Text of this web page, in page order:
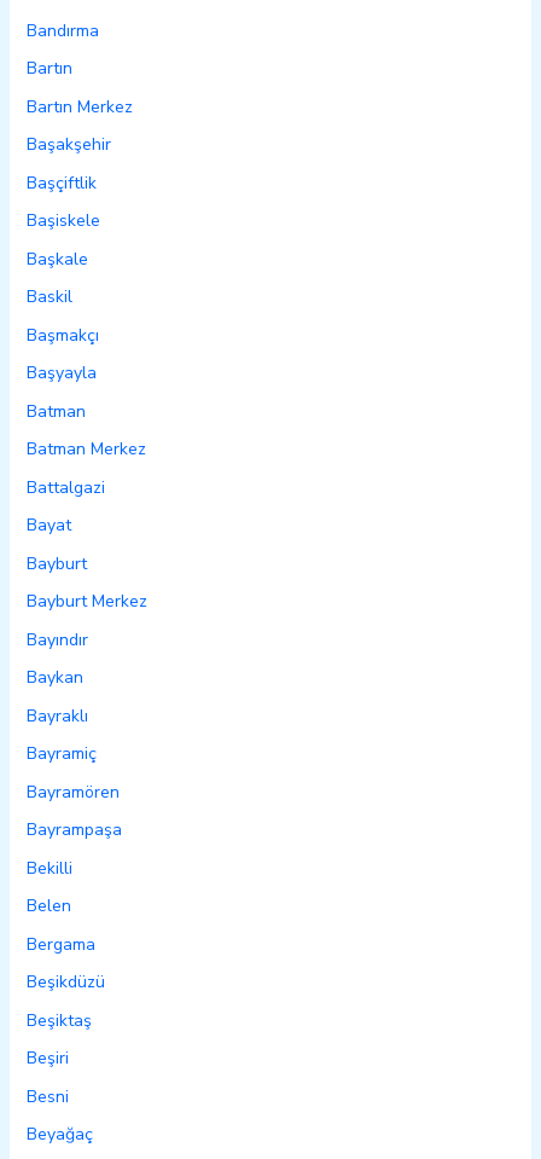
Bandırma
Bartın
Bartın Merkez
Başakşehir
Başçiftlik
Başiskele
Başkale
Baskil
Başmakçı
Başyayla
Batman
Batman Merkez
Battalgazi
Bayat
Bayburt
Bayburt Merkez
Bayındır
Baykan
Bayraklı
Bayramiç
Bayramören
Bayrampaşa
Bekilli
Belen
Bergama
Beşikdüzü
Beşiktaş
Beşiri
Besni
Beyağaç